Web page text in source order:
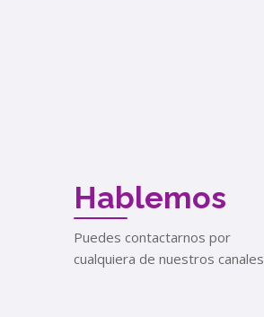
Hablemos
Puedes contactarnos por
cualquiera de nuestros canales